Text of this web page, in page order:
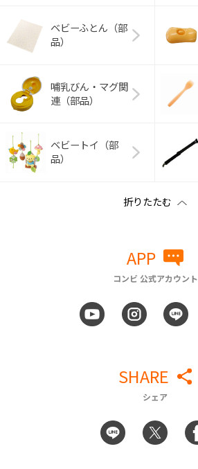
ベビーふとん（部
品）
哺乳びん・マグ関
連（部品）
ベビートイ（部
品）
APP
コンビ 公式アカウント
SHARE
シェア